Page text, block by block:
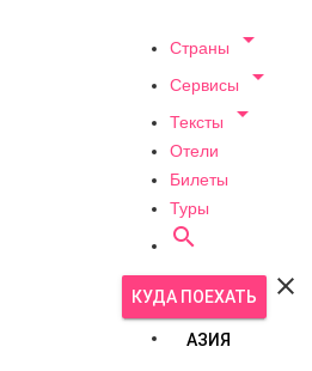
Страны 
Сервисы 
Тексты 
Отели
Билеты
Туры

КУДА ПОЕХАТЬ 
АЗИЯ